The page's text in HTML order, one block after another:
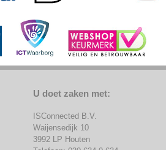
U doet zaken met:
ISConnected B.V.
Waijensedijk 10
3992 LP Houten